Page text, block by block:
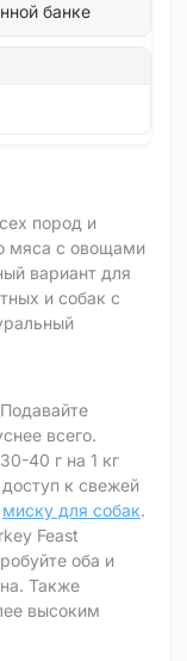
банке
пород и
мяса с овощами
вариант для
и собак с
всего.
40 г на 1 кг
к свежей
миску для собак.
Feast
оба и
Также
высоким